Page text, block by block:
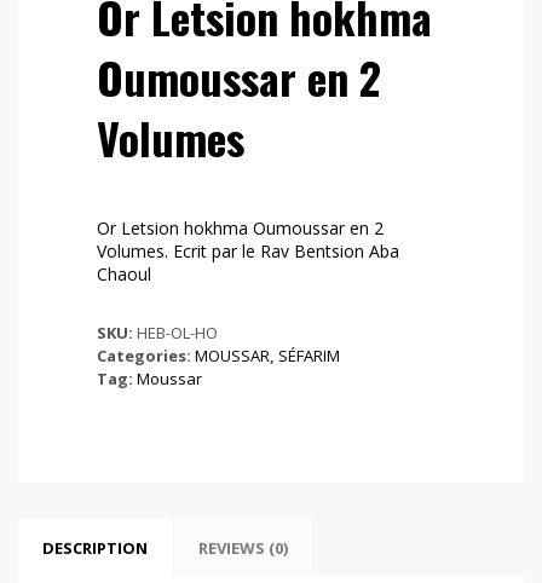
Or Letsion hokhma
Oumoussar en 2
Volumes
Or Letsion hokhma Oumoussar en 2
Volumes. Ecrit par le Rav Bentsion Aba
Chaoul
SKU: HEB-OL-HO
Categories: MOUSSAR, SÉFARIM
Tag: Moussar
DESCRIPTION REVIEWS (0)